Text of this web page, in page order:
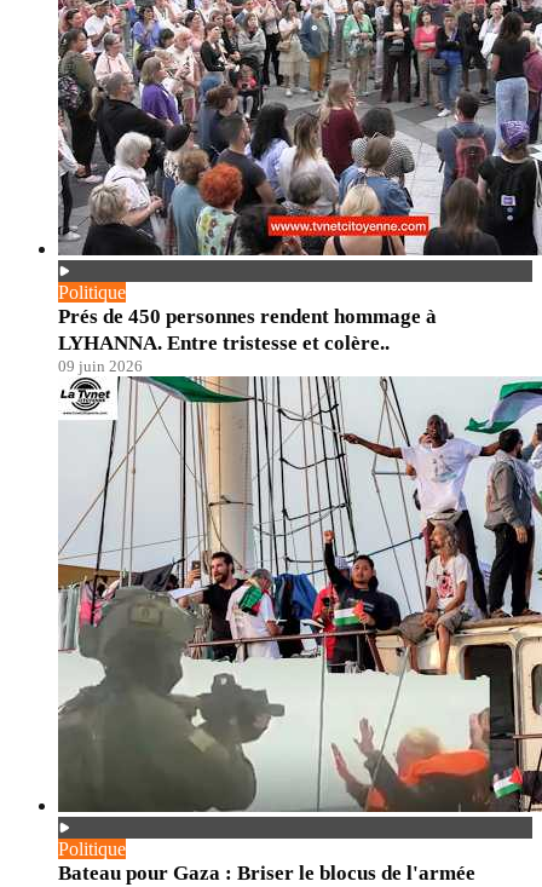
Politique
Prés de 450 personnes rendent hommage à
LYHANNA. Entre tristesse et colère..
09 juin 2026
Politique
Bateau pour Gaza : Briser le blocus de l'armée